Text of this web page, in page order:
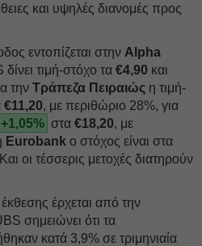
και υψηλές διανομές προς
εντοπίζεται στην Αlpha
τιμή-στόχο τα €4,90 και
την Τράπεζα Πειραιώς η τιμή-
€11,20, με περιθώριο 28%, για
στα €18,20, με
Eurobank ο στόχος είναι στα
οι τέσσερις μετοχές διατηρούν
έρχεται από την
σημειώνει ότι τα
κατά 3,9% σε τριμηνιαία